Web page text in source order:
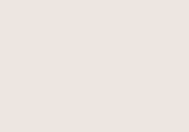
du ska se på.
to see where I am? - https://